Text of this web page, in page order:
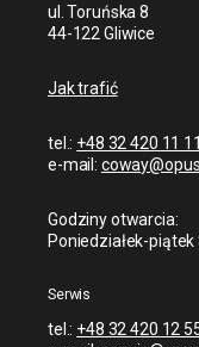
ul. Toruńska 8
44-122 Gliwice
Jak trafić
tel.: +48 32 420 11 11
e-mail:
Godziny otwarcia:
Poniedziałek-piątek
Serwis
tel.: +48 32 420 12